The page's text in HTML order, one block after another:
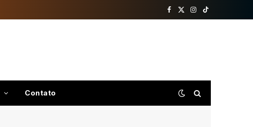
Facebook
X
Instagram
TikTok
Contato